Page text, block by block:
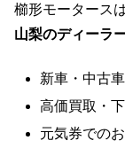
櫛形モータース
山梨のディーラ
新車・中古
高価買取・
元気券での